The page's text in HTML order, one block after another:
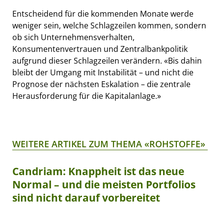
Entscheidend für die kommenden Monate werde
weniger sein, welche Schlagzeilen kommen, sondern
ob sich Unternehmensverhalten,
Konsumentenvertrauen und Zentralbankpolitik
aufgrund dieser Schlagzeilen verändern. «Bis dahin
bleibt der Umgang mit Instabilität – und nicht die
Prognose der nächsten Eskalation – die zentrale
Herausforderung für die Kapitalanlage.»
WEITERE ARTIKEL ZUM THEMA «ROHSTOFFE»
Candriam: Knappheit ist das neue
Normal – und die meisten Portfolios
sind nicht darauf vorbereitet